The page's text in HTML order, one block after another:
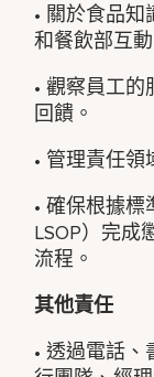
• 關於食品
和餐飲部互動
• 觀察員工
回饋。
• 管理責任領
• 確保根據標
LSOP）完成
流程。
其他責任
• 透過電話